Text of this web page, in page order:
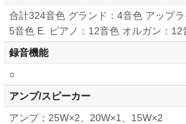
合計324音色 グランド：4音色 アップ
5音色 E. ピアノ：12音色 オルガン：
録音機能
○
アンプ/スピーカー
アンプ：25W×2、20W×1、15W×2